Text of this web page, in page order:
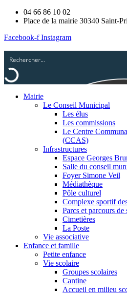
04 66 86 10 02
Place de la mairie 30340 Saint-
Facebook-f Instagram
Mairie
Le Conseil Municipal
Les élus
Les commissions
Le Centre
(CCAS)
Infrastructures
Espace Georges
Salle du conseil
Foyer Simone Veil
Médiathèque
Pôle culturel
Complexe sportif
Parcs et parcours de
Cimetières
La Poste
Vie associative
Enfance et famille
Petite enfance
Vie scolaire
Groupes scolaires
Cantine
Accueil en milieu